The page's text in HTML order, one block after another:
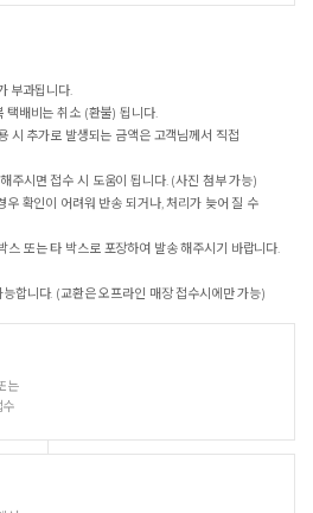
부과됩니다.
택배비는 취소 (환불) 됩니다.
시 추가로 발생되는 금액은 고객님께서 직접
주시면 접수 시 도움이 됩니다. (사진 첨부 가능)
우 확인이 어려워 반송 되거나, 처리가 늦어 질 수
스 또는 타 박스로 포장하여 발송 해주시기 바랍니다.
합니다. (교환은 오프라인 매장 접수시에만 가능)
는